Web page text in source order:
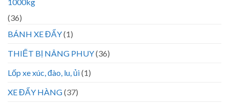
(36)
BÁNH XE ĐẨY(1)
THIẾT BỊ NÂNG PHUY(36)
Lốp xe xúc, đào, lu, ủi(1)
XE ĐẨY HÀNG(37)